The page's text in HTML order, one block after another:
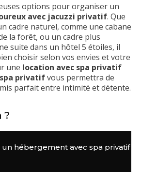
options pour organiser un
avec jacuzzi privatif. Que
cadre naturel, comme une cabane
la forêt, ou un cadre plus
suite dans un hôtel 5 étoiles, il
choisir selon vos envies et votre
une location avec spa privatif
privatifvous permettra de
parfait entre intimité et détente.
?
hébergement avec spa privatif